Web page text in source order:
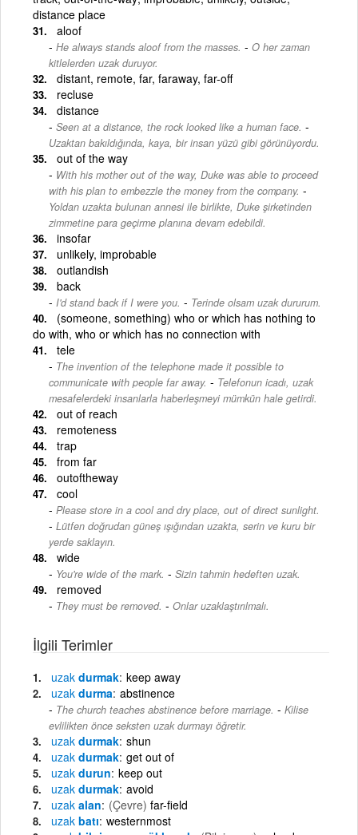
distance place
aloof
He always stands aloof from the masses. - O her zaman
kitlelerden uzak duruyor.
distant, remote, far, faraway, far-off
recluse
distance
Seen at a distance, the rock looked like a human face. -
Uzaktan bakıldığında, kaya, bir insan yüzü gibi görünüyordu.
out of the way
With his mother out of the way, Duke was able to proceed
with his plan to embezzle the money from the company. -
Yoldan uzakta bulunan annesi ile birlikte, Duke şirketinden
zimmetine para geçirme planına devam edebildi.
insofar
unlikely, improbable
outlandish
back
I'd stand back if I were you. - Terinde olsam uzak dururum.
(someone, something) who or which has nothing to
do with, who or which has no connection with
tele
The invention of the telephone made it possible to
communicate with people far away. - Telefonun icadı, uzak
mesafelerdeki insanlarla haberleşmeyi mümkün hale getirdi.
out of reach
remoteness
trap
from far
outoftheway
cool
Please store in a cool and dry place, out of direct sunlight.
- Lütfen doğrudan güneş ışığından uzakta, serin ve kuru bir
yerde saklayın.
wide
You're wide of the mark. - Sizin tahmin hedeften uzak.
removed
They must be removed. - Onlar uzaklaştırılmalı.
İlgili Terimler
uzak durmak keep away
uzak durma abstinence
The church teaches abstinence before marriage. - Kilise
evlilikten önce seksten uzak durmayı öğretir.
uzak durmak shun
uzak durmak get out of
uzak durun keep out
uzak durmak avoid
uzak alan (Çevre) far-field
uzak batı westernmost